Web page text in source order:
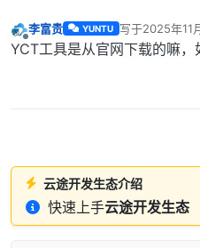
离线
李富贵 YUNTU 写于2025年11
最后由 编辑
YCT工具是从官网下载的嘛
云途开发生态介绍
快速上手云途开发生态